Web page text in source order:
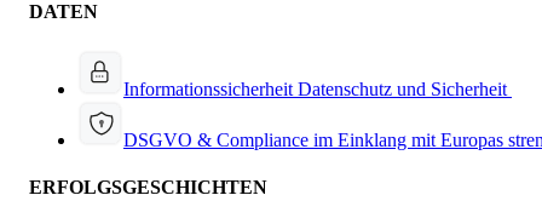
DATEN
Informationssicherheit Datenschutz und Sicherheit
DSGVO & Compliance im Einklang mit Europas
ERFOLGSGESCHICHTEN